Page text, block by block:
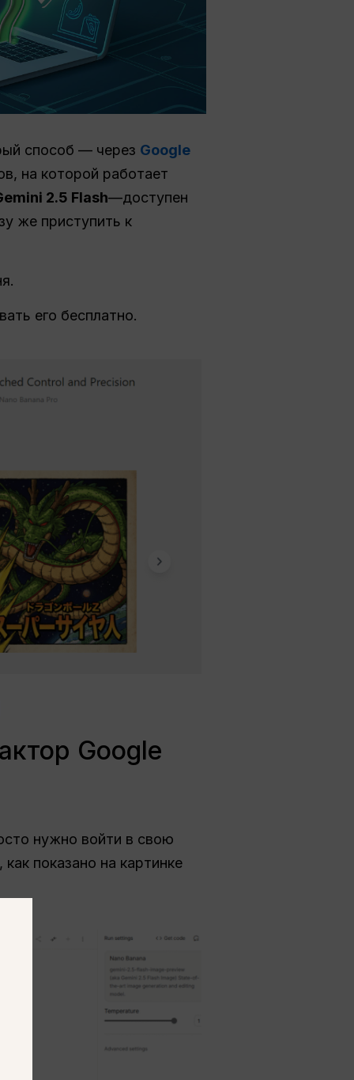
способ — через Google
на которой работает
2.5 Flash—доступен
же приступить к
его бесплатно.
Google
нужно войти в свою
показано на картинке